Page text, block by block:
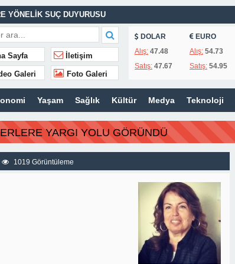
YÖNELİK SUÇ DUYURUSU
EFE İBRİKOĞLU’NUN ADI VERİLDİ
UNUTULMADI
Sayfa İletişim
Galeri Foto Galeri
DOLAR
Alış: 47.48
Satış: 47.67
EURO
Alış:54.73
Satış:54.95
Yaşam Sağlık Kültür Medya Teknoloji
YARGI YOLU GÖRÜNDÜ
1019 Görüntüleme